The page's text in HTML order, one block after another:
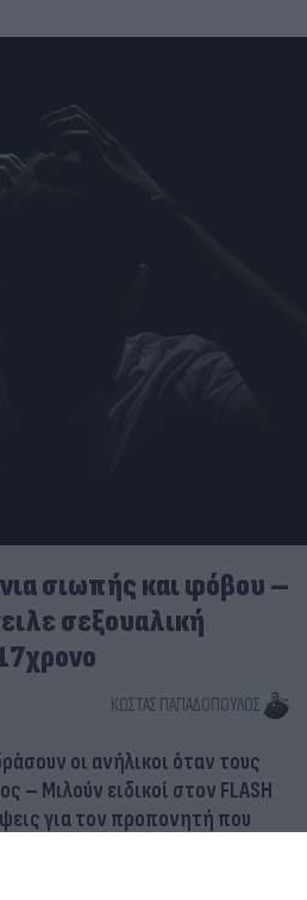
σιωπής και φόβου –
σεξουαλική
ΚΏΣΤΑΣ ΠΑΠΑΔΌΠΟΥΛΟΣ
οι ανήλικοι όταν τους
– Μιλούν ειδικοί στον FLASH
για τον προπονητή που